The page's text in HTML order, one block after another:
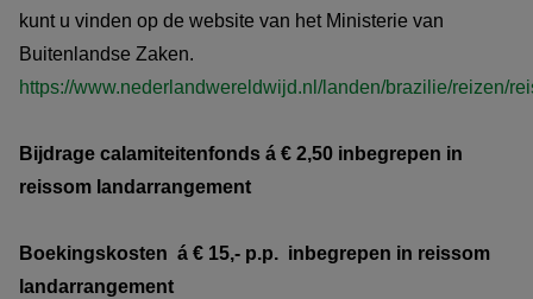
kunt u vinden op de website van het Ministerie van
Buitenlandse Zaken.
https://www.nederlandwereldwijd.nl/landen/brazilie/reizen/
Bijdrage calamiteitenfonds á € 2,50 inbegrepen in
reissom landarrangement
Boekingskosten á € 15,- p.p. inbegrepen in reissom
landarrangement